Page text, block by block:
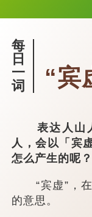
每
日
一
词
“宾
表达人山人
人，会以「宾
怎么产生的呢？
“宾虚”，在
的意思。